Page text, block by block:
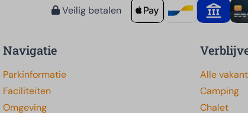
Veilig betalen
Navigatie
Parkinformatie
Faciliteiten
Omgeving
Alle
Camping
Chalet